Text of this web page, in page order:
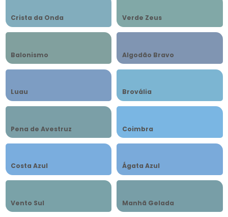
Crista da Onda Verde Zeus
Balonismo Algodão Bravo
Luau Brovália
Pena de Avestruz Coimbra
Costa Azul Ágata Azul
Vento Sul Manhã Gelada